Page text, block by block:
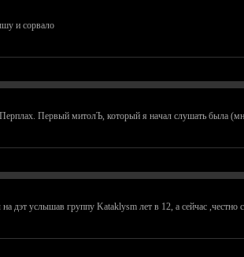
и сорвало
Первый митолЪ, который я начал слушать была
дэт услышав группу Kataklysm лет в 12, а сейчас